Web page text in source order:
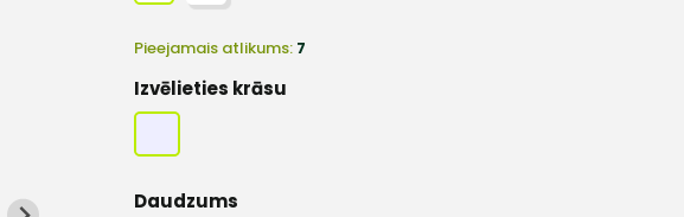
Pieejamais atlikums: 7
Izvēlieties krāsu
Daudzums